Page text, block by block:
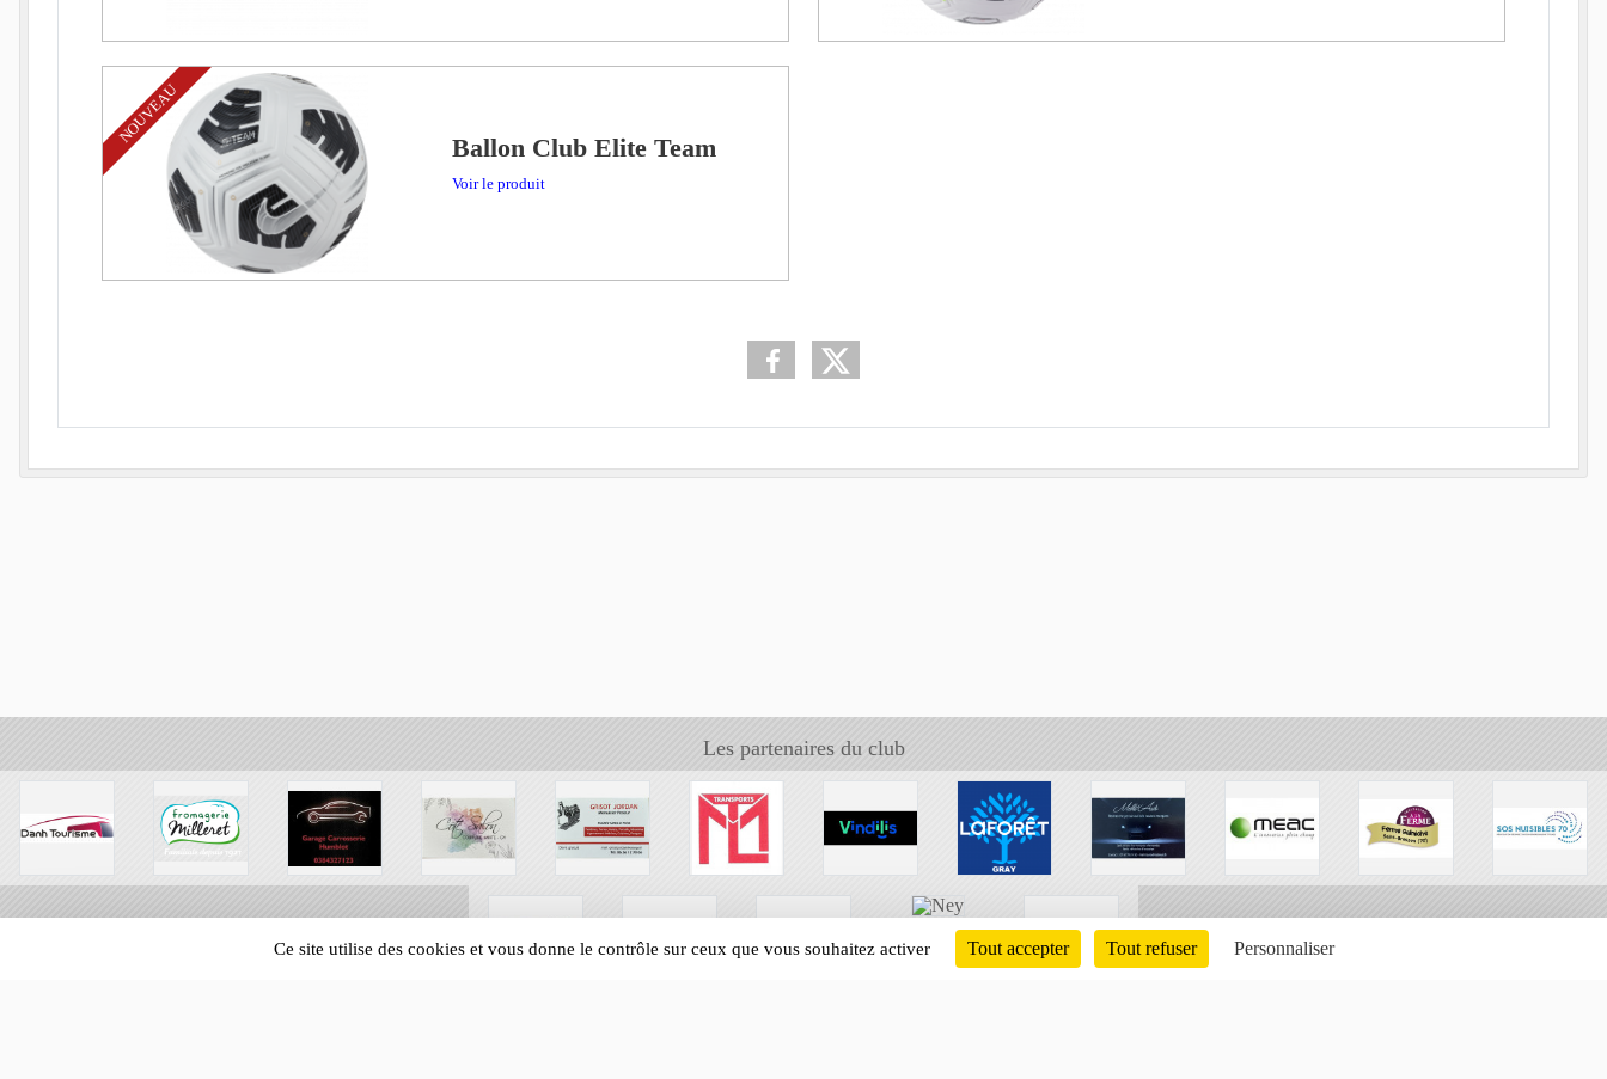
Ballon Club Elite Team
Voir le produit
NOUVEAU
Les partenaires du club
Ce site utilise des cookies et vous donne le contrôle sur ceux que vous souhaitez activer Tout accepter Tout refuser Personnaliser